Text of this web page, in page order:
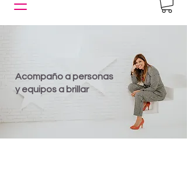
Acompaño a personas
y equipos a brillar